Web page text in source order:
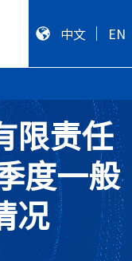
中文 EN
限责任
度一般
况